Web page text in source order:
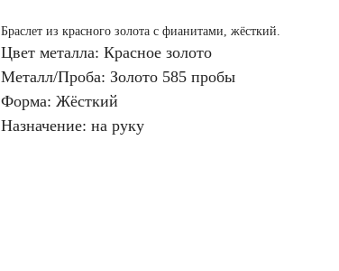
Браслет из красного золота с фианитами, жёсткий.
Цвет металла: Красное золото
Металл/Проба: Золото 585 пробы
Форма: Жёсткий
Назначение: на руку